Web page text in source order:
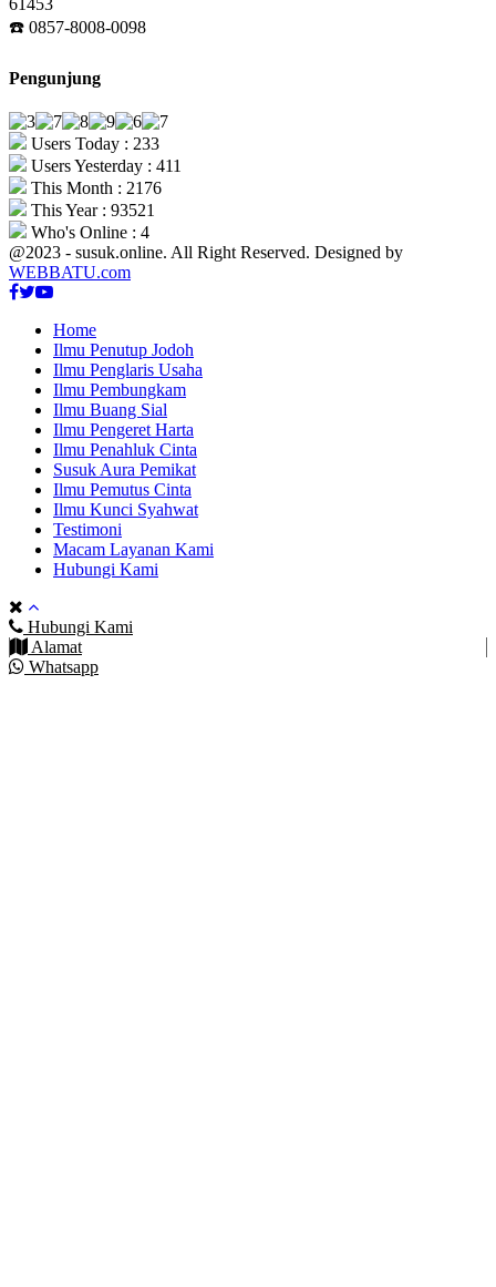
61453
☎️ 0857-8008-0098
Pengunjung
Users Today : 233
Users Yesterday : 411
This Month : 2176
This Year : 93521
Who's Online : 4
@2023 - susuk.online. All Right Reserved. Designed by
WEBBATU.com
Facebook
Twitter
Youtube
Home
Ilmu Penutup Jodoh
Ilmu Penglaris Usaha
Ilmu Pembungkam
Ilmu Buang Sial
Ilmu Pengeret Harta
Ilmu Penahluk Cinta
Susuk Aura Pemikat
Ilmu Pemutus Cinta
Ilmu Kunci Syahwat
Testimoni
Macam Layanan Kami
Hubungi Kami
Hubungi Kami
Alamat
Whatsapp